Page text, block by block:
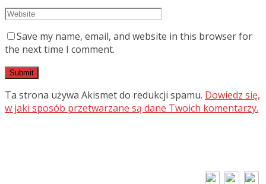
Save my name, email, and website in this browser for
the next time I comment.
Ta strona używa Akismet do redukcji spamu. Dowiedz się,
w jaki sposób przetwarzane są dane Twoich komentarzy.